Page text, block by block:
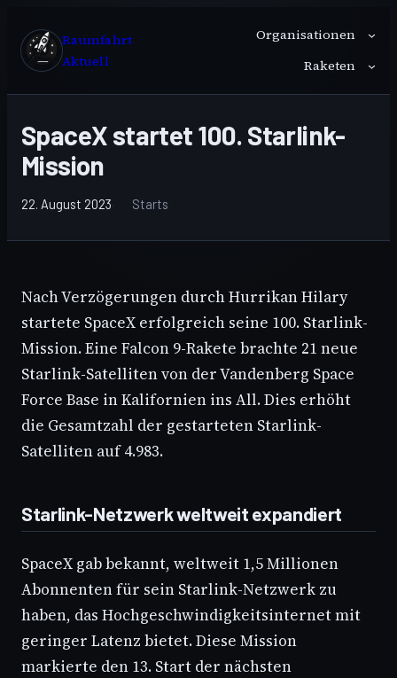
Inhalt
springen
Raumfahrt
Aktuell
Organisationen
Raketen
SpaceX startet 100. Starlink-
Mission
22. August 2023 Starts
Nach Verzögerungen durch Hurrikan Hilary
startete SpaceX erfolgreich seine 100. Starlink-
Mission. Eine Falcon 9-Rakete brachte 21 neue
Starlink-Satelliten von der Vandenberg Space
Force Base in Kalifornien ins All. Dies erhöht
die Gesamtzahl der gestarteten Starlink-
Satelliten auf 4.983.
Starlink-Netzwerk weltweit expandiert
SpaceX gab bekannt, weltweit 1,5 Millionen
Abonnenten für sein Starlink-Netzwerk zu
haben, das Hochgeschwindigkeitsinternet mit
geringer Latenz bietet. Diese Mission
markierte den 13. Start der nächsten